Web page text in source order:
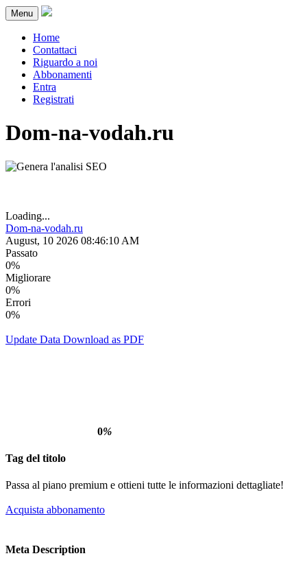
Menu
Home
Contattaci
Riguardo a noi
Abbonamenti
Entra
Registrati
Dom-na-vodah.ru
Loading...
Dom-na-vodah.ru
August, 10 2026 08:46:10 AM
Passato
0%
Migliorare
0%
Errori
0%
Update Data Download as PDF
0%
Tag del titolo
Passa al piano premium e ottieni tutte le informazioni dettagliate!
Acquista abbonamento
Meta Description